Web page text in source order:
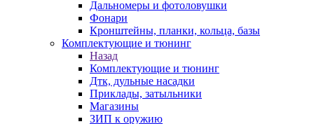
Дальномеры и фотоловушки
Фонари
Кронштейны, планки, кольца, базы
Комплектующие и тюнинг
Назад
Комплектующие и тюнинг
Дтк, дульные насадки
Приклады, затыльники
Магазины
ЗИП к оружию